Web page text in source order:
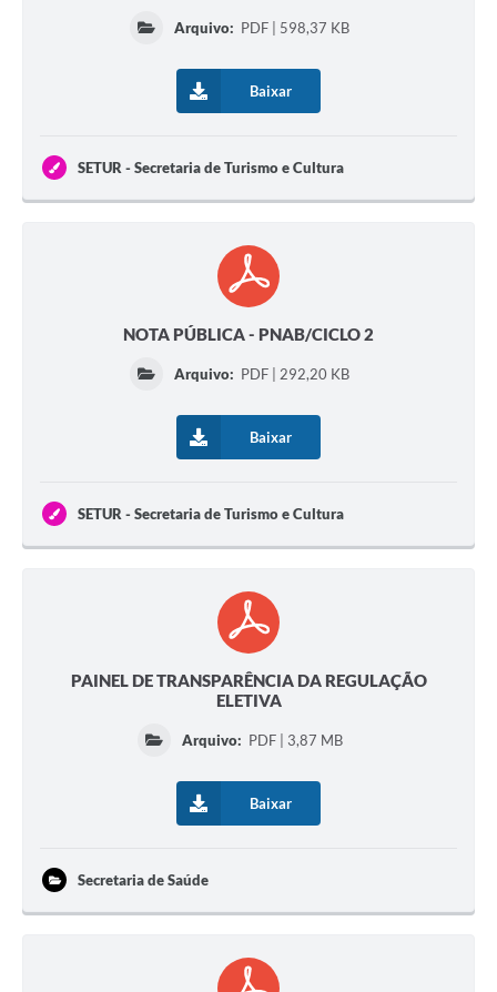
Arquivo: PDF | 598,37 KB
Baixar
SETUR - Secretaria de Turismo e Cultura
NOTA PÚBLICA - PNAB/CICLO 2
Arquivo: PDF | 292,20 KB
Baixar
SETUR - Secretaria de Turismo e Cultura
PAINEL DE TRANSPARÊNCIA DA REGULAÇÃO
ELETIVA
Arquivo: PDF | 3,87 MB
Baixar
Secretaria de Saúde